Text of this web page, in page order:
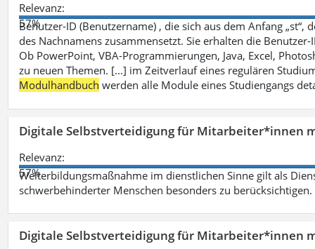
Relevanz:
57%
Benutzer-ID (Benutzername) , die sich aus dem Anfang „st“,
des Nachnamens zusammensetzt. Sie erhalten die
Ob PowerPoint, VBA-Programmierungen, Java, Excel,
zu neuen Themen. [...] im Zeitverlauf eines regulären
Modulhandbuch werden alle Module eines Studiengangs
Digitale Selbstverteidigung für Mitarbeiter*innen
Relevanz:
57%
Weiterbildungsmaßnahme im dienstlichen Sinne gilt als
schwerbehinderter Menschen besonders zu berücksichtigen.
Digitale Selbstverteidigung für Mitarbeiter*innen